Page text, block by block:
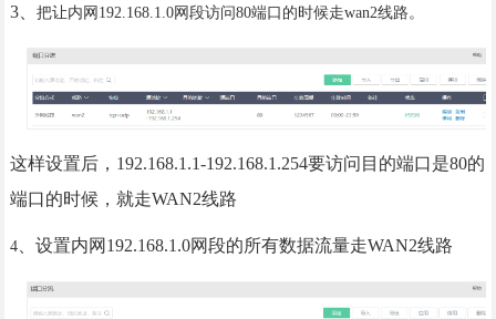
3、 把让内网192.168.1.0网段访问80端口的时候走wan2线路。
这样设置后，192.168.1.1-192.168.1.254要访问目的端口是80的
端口的时候，就走WAN2线路
4、设置内网192.168.1.0网段的所有数据流量走WAN2线路